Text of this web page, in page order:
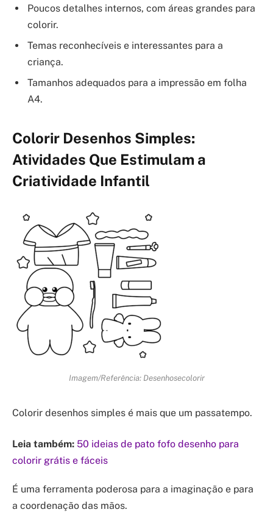
Poucos detalhes internos, com áreas grandes para
colorir.
Temas reconhecíveis e interessantes para a
criança.
Tamanhos adequados para a impressão em folha
A4.
Colorir Desenhos Simples:
Atividades Que Estimulam a
Criatividade Infantil
Imagem/Referência: Desenhosecolorir
Colorir desenhos simples é mais que um passatempo.
Leia também: 50 ideias de pato fofo desenho para
colorir grátis e fáceis
É uma ferramenta poderosa para a imaginação e para
a coordenação das mãos.